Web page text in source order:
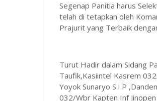
Segenap Panitia harus
telah di tetapkan oleh
Prajurit yang Terbaik
Turut Hadir dalam Sidang
Taufik,Kasiintel Kasrem
Yoyok Sunaryo S.I.P
032/Wbr Kapten Inf